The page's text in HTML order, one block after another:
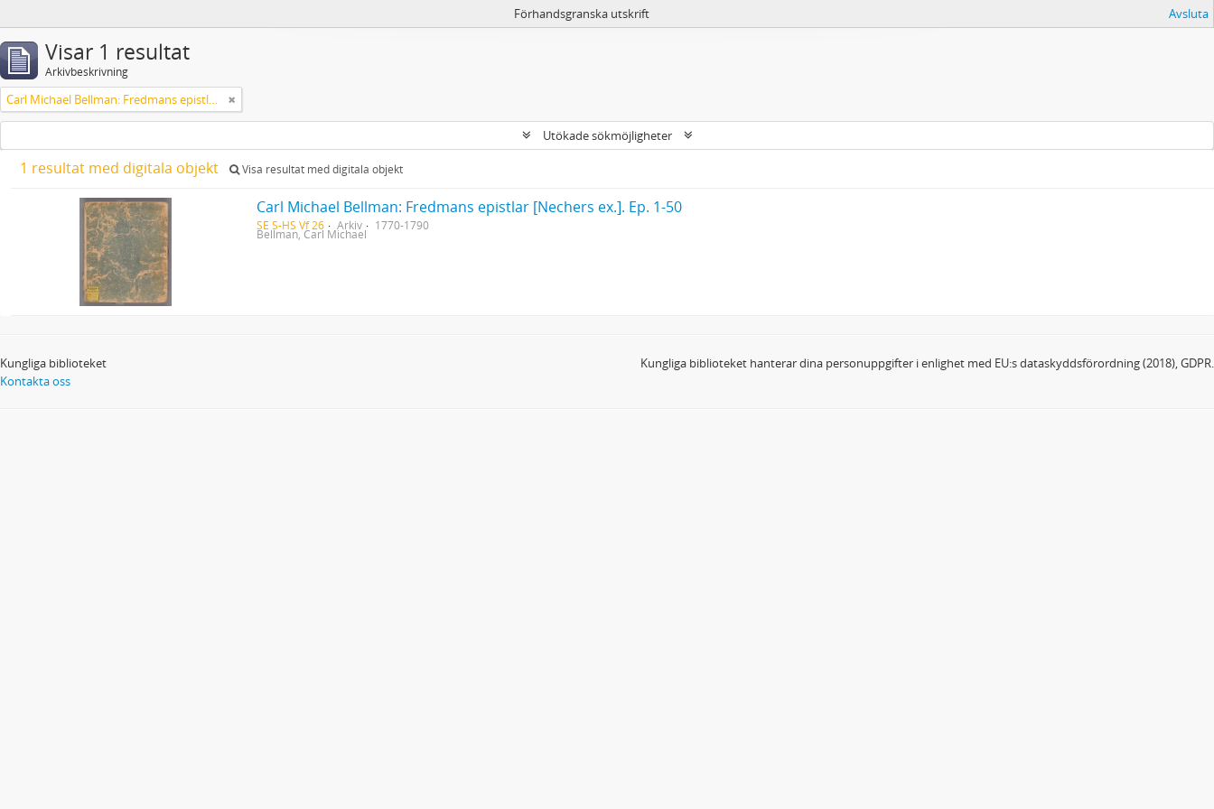
Förhandsgranska utskrift Avsluta
Visar 1 resultat
Arkivbeskrivning
Carl Michael Bellman: Fredmans epistlar [Nechers ex.]. Ep. 1-50
Utökade sökmöjligheter
1 resultat med digitala objekt Visa resultat med digitala objekt
Carl Michael Bellman: Fredmans epistlar [Nechers ex.]. Ep. 1-50
SE S-HS Vf 26 Arkiv 1770-1790
Bellman, Carl Michael
Kungliga biblioteket
Kontakta oss
Kungliga biblioteket hanterar dina personuppgifter i enlighet med EU:s dataskyddsförordning (2018), GDPR.